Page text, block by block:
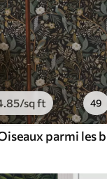
.85/sq ft 49